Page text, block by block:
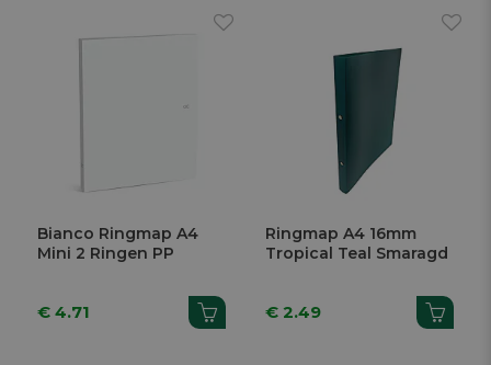
Bianco Ringmap A4
Mini 2 Ringen PP
€ 4.71
Ringmap A4 16mm
Tropical Teal Smaragd
€ 2.49